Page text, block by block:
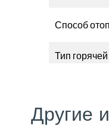
Способ
Тип
Другие